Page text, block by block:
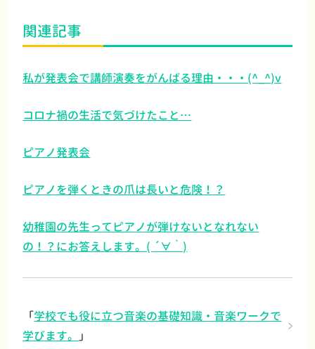
関連記事
私が発表会で講師演奏をがんばる理由・・・(^_^)v
コロナ禍の生活で気づけたこと…
ピアノ発表会
ピアノを弾くときの爪は長いと危険！？
幼稚園の先生ってピアノが弾けないとなれない
の！？にお答えします。( ´∀｀)
「学校でも役に立つ音楽の基礎知識・音楽ワークで
学びます。
」